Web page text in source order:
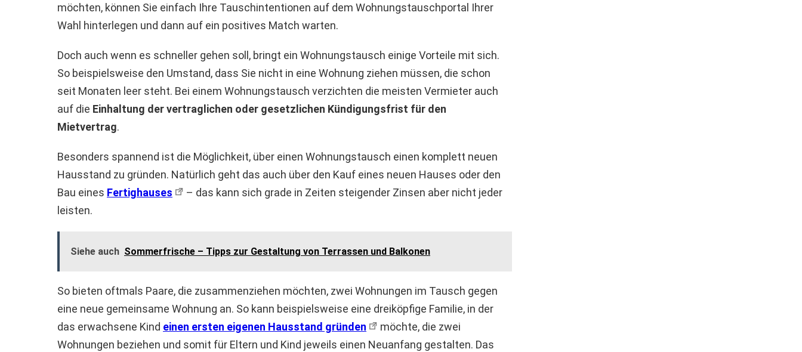
möchten, können Sie einfach Ihre Tauschintentionen auf dem Wohnungstauschportal Ihrer
Wahl hinterlegen und dann auf ein positives Match warten.
Doch auch wenn es schneller gehen soll, bringt ein Wohnungstausch einige Vorteile mit sich.
So beispielsweise den Umstand, dass Sie nicht in eine Wohnung ziehen müssen, die schon
seit Monaten leer steht. Bei einem Wohnungstausch verzichten die meisten Vermieter auch
auf die Einhaltung der vertraglichen oder gesetzlichen Kündigungsfrist für den
Mietvertrag.
Besonders spannend ist die Möglichkeit, über einen Wohnungstausch einen komplett neuen
Hausstand zu gründen. Natürlich geht das auch über den Kauf eines neuen Hauses oder den
Bau eines Fertighauses
– das kann sich grade in Zeiten steigender Zinsen aber nicht jeder
leisten.
Siehe auch Sommerfrische – Tipps zur Gestaltung von Terrassen und Balkonen
So bieten oftmals Paare, die zusammenziehen möchten, zwei Wohnungen im Tausch gegen
eine neue gemeinsame Wohnung an. So kann beispielsweise eine dreiköpfige Familie, in der
das erwachsene Kind einen ersten eigenen Hausstand gründen
möchte, die zwei
Wohnungen beziehen und somit für Eltern und Kind jeweils einen Neuanfang gestalten. Das